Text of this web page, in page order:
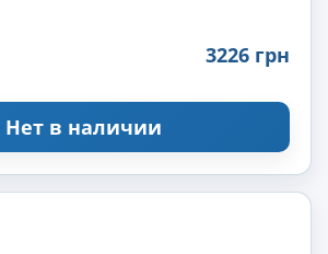
3226 грн
Нет в наличии